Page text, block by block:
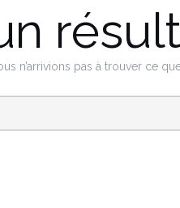
n’arrivions pas à trouver ce